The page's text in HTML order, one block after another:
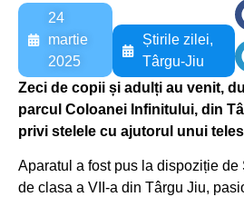
24
martie
2025
Știrile zilei,
Târgu-Jiu
Zeci de copii și adulți au venit,
parcul Coloanei Infinitului, din
privi stelele cu ajutorul unui
Aparatul a fost pus la dispoziție de
de clasa a VII-a din Târgu Jiu,